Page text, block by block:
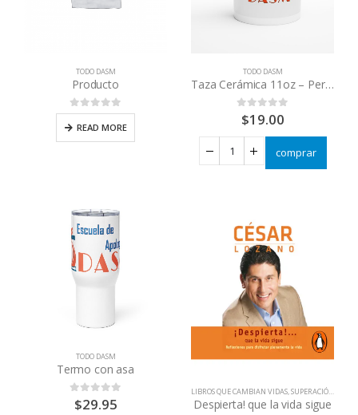
TODO DASM
Producto
0out of 5
READ MORE
TODO DASM
Taza Cerámica 11oz – Perfecta para Café, Chocolate Caliente y Más – Apta para Microondas y Lavavajillas
out of 5
$19.00
comprar
TODO DASM
Termo con asa
out of 5
$29.95
LIBROS QUE CAMBIAN VIDAS,SUPERACIÓN PERSONAL
Despierta! que la vida sigue